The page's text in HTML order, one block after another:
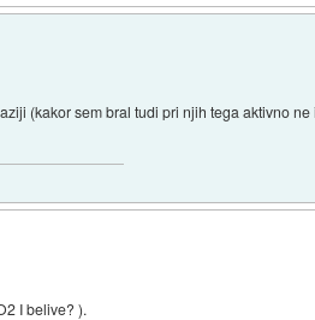
(kakor sem bral tudi pri njih tega aktivno
I belive? ).